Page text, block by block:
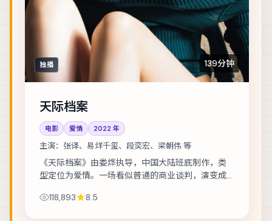
独播 139分钟
天际档案
电影 爱情 2022 年
主演： 张译、易烊千玺、段奕宏、梁朝伟 等
《天际档案》由娄烨执导，中国大陆班底制作，类
型定位为爱情。一场看似普通的商业谈判，演变成
奕宏 等，表演层次丰富。在类型框架内尝试作者...
118,893 8.5